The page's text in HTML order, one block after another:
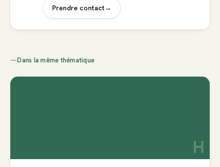
Prendre contact→
—Dans la même thématique
H